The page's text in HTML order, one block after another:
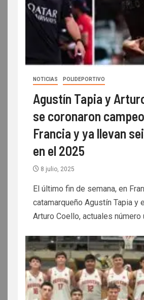
NOTICIAS POLIDEPORTIVO
Agustín Tapia y
se coronaron
Francia y ya llevan
en el 2025
8 julio, 2025
El último fin de semana, en
catamarqueño Agustín Tapia y
Arturo Coello, actuales número